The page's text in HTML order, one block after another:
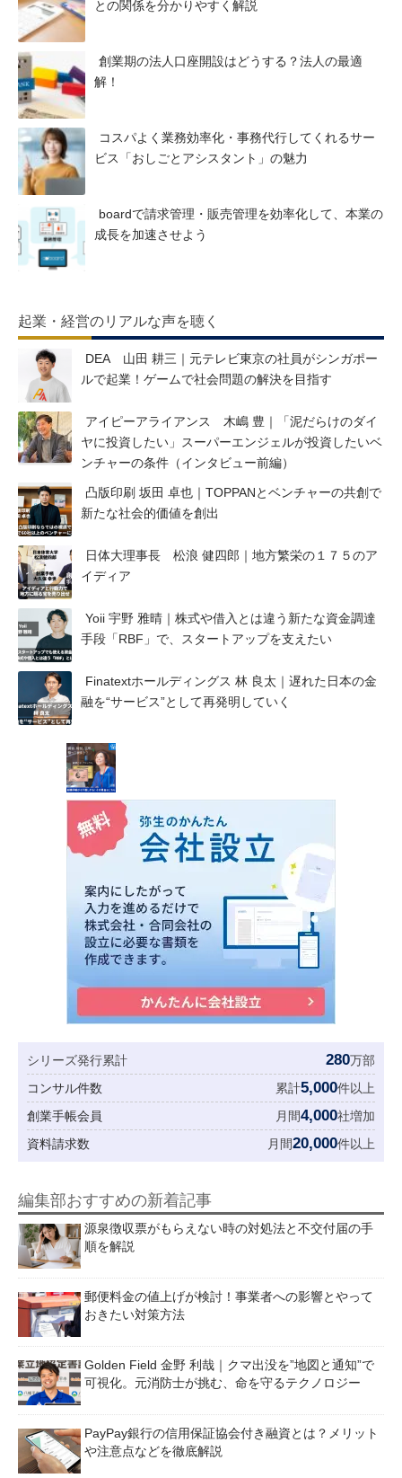
との関係を分かりやすく解説
創業期の法人口座開設はどうする？法人の最適
解！
コスパよく業務効率化・事務代行してくれるサー
ビス「おしごとアシスタント」の魅力
boardで請求管理・販売管理を効率化して、本業の
成長を加速させよう
起業・経営のリアルな声を聴く
DEA 山田 耕三｜元テレビ東京の社員がシンガポー
ルで起業！ゲームで社会問題の解決を目指す
アイピーアライアンス 木嶋 豊｜「泥だらけのダイ
ヤに投資したい」スーパーエンジェルが投資したいベ
ンチャーの条件（インタビュー前編）
凸版印刷 坂田 卓也｜TOPPANとベンチャーの共創で
新たな社会的価値を創出
日体大理事長 松浪 健四郎｜地方繁栄の１７５のア
イディア
Yoii 宇野 雅晴｜株式や借入とは違う新たな資金調達
手段「RBF」で、スタートアップを支えたい
Finatextホールディングス 林 良太｜遅れた日本の金
融を“サービス”として再発明していく
シリーズ発行累計 280万部
コンサル件数
累計5,000件以上
創業手帳会員
月間4,000社増加
資料請求数
月間20,000件以上
編集部おすすめの新着記事
源泉徴収票がもらえない時の対処法と不交付届の手
順を解説
郵便料金の値上げが検討！事業者への影響とやって
おきたい対策方法
Golden Field 金野 利哉｜クマ出没を”地図と通知”で
可視化。元消防士が挑む、命を守るテクノロジー
PayPay銀行の信用保証協会付き融資とは？メリット
や注意点などを徹底解説